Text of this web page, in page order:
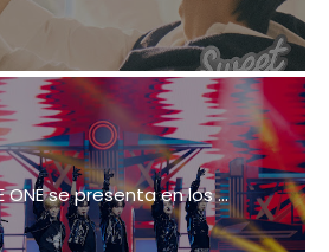
ONE se presenta en los ...